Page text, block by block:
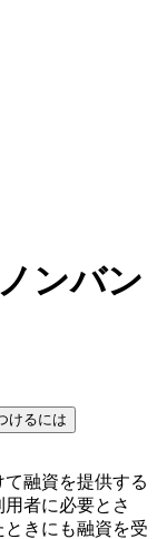
ンバン
けるには
融資を提供する
者に必要とさ
きにも融資を受